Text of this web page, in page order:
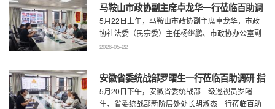
马鞍山市政协副主席卓龙华一行莅临百助调
研指导工作
5月22日上午，马鞍山市政协副主席卓龙华，市政
协社法委（民宗委）主任杨继鹏、市政协办公室副
主任何慧、市政协专委会综合五科副科长 ...
2026-05-22
安徽省委统战部罗曙生一行莅临百助调研 指
导新阶层人士工作
5月20日下午，安徽省委统战部一级巡视员罗曙
生、省委统战部新阶层处处长胡淑杰一行莅临百助